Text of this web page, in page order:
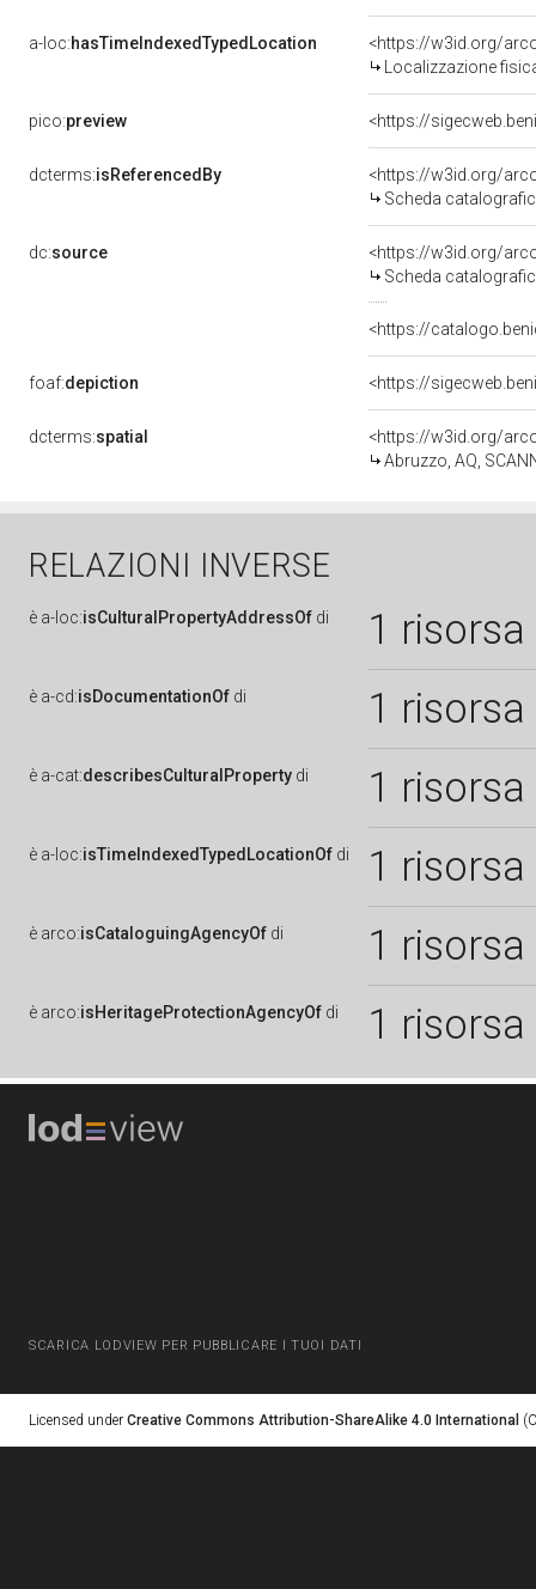
a-loc:hasTimeIndexedTypedLocation
<https://w3id.org/
Localizzazione
pico:preview <https://
dcterms:isReferencedBy
<https://w3id.org/
Scheda
dc:source
<https://w3id.org/
Scheda
<https://
foaf:depiction <https://
dcterms:spatial
<https://w3id.org/
Abruzzo, AQ,
RELAZIONI INVERSE
è a-loc:isCulturalPropertyAddressOf di 1 risorsa
è a-cd:isDocumentationOf di 1 risorsa
è a-cat:describesCulturalProperty di 1 risorsa
è a-loc:isTimeIndexedTypedLocationOf di 1 risorsa
è arco:isCataloguingAgencyOf di 1 risorsa
è arco:isHeritageProtectionAgencyOf di 1 risorsa
SCARICA LODVIEW PER PUBBLICARE I TUOI DATI
Licensed under Creative Commons Attribution-ShareAlike 4.0 International